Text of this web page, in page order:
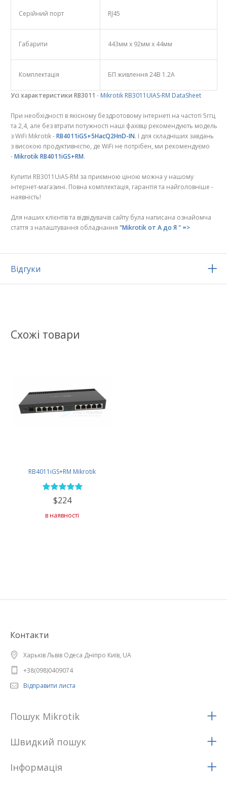
Серійний порт RJ45
Габарити 443мм x 92мм x 44мм
Комплектація БП живлення 24В 1.2А
Усі характеристики RB3011 - Mikrotik RB3011UIAS-RM DataSheet
При необхідності в якісному бездротовому інтернеті на частоті 5ггц
та 2,4, але без втрати потужності наші фахівці рекомендують модель
з WiFi Mikrotik -RB4011iGS+5HacQ2HnD-IN. І для складніших завдань
з високою продуктивністю, де WiFi не потрібен, ми рекомендуємо
-Mikrotik RB4011iGS+RM.
Купити RB3011UiAS-RM за приємною ціною можна у нашому
інтернет-магазині. Повна комплектація, гарантія та найголовніше -
наявність!
Для наших клієнтів та відвідувачів сайту була написана ознайомча
стаття з налаштування обладнання "Mikrotik от А до Я " =>
Відгуки
Схожі товари
RB4011iGS+RM Mikrotik
$224
в наявності
Контакти
Харьків Львів Одеса Дніпро Київ, UA
+38(098)0409074
Відправити листа
Пошук Mikrotik
Швидкий пошук
Iнформацiя